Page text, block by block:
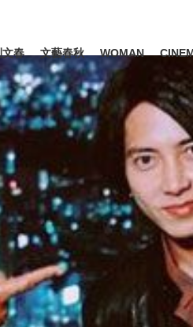
ライフ
「90%は失敗する。で
日本生
文春 文藝春秋 WOMAN
キーワード入力
真希 #森岡毅 #城彰二 #内田